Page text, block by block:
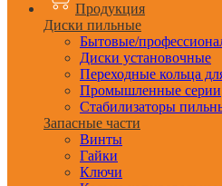
Продукция
Диски пильные
Бытовые/
Диски установочные
Переходные кольца
Промышленные серии
Стабилизаторы
Запасные части
Винты
Гайки
Ключи